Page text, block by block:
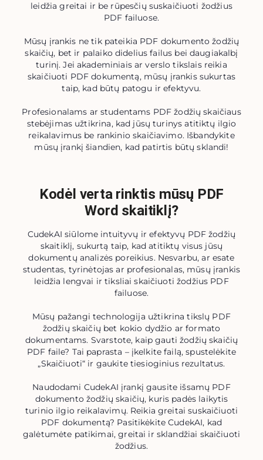
leidžia greitai ir be rūpesčių suskaičiuoti žodžius
PDF failuose.
Mūsų įrankis ne tik pateikia PDF dokumento žodžių
skaičių, bet ir palaiko didelius failus bei daugiakalbį
turinį. Jei akademiniais ar verslo tikslais reikia
skaičiuoti PDF dokumentą, mūsų įrankis sukurtas
taip, kad būtų patogu ir efektyvu.
Profesionalams ar studentams PDF žodžių skaičiaus
stebėjimas užtikrina, kad jūsų turinys atitiktų ilgio
reikalavimus be rankinio skaičiavimo. Išbandykite
mūsų įrankį šiandien, kad patirtis būtų sklandi!
Kodėl verta rinktis mūsų PDF
Word skaitiklį?
CudekAI siūlome intuityvų ir efektyvų PDF žodžių
skaitiklį, sukurtą taip, kad atitiktų visus jūsų
dokumentų analizės poreikius. Nesvarbu, ar esate
studentas, tyrinėtojas ar profesionalas, mūsų įrankis
leidžia lengvai ir tiksliai skaičiuoti žodžius PDF
failuose.
Mūsų pažangi technologija užtikrina tikslų PDF
žodžių skaičių bet kokio dydžio ar formato
dokumentams. Svarstote, kaip gauti žodžių skaičių
PDF faile? Tai paprasta – įkelkite failą, spustelėkite
„Skaičiuoti“ ir gaukite tiesioginius rezultatus.
Naudodami CudekAI įrankį gausite išsamų PDF
dokumento žodžių skaičių, kuris padės laikytis
turinio ilgio reikalavimų. Reikia greitai suskaičiuoti
PDF dokumentą? Pasitikėkite CudekAI, kad
galėtumėte patikimai, greitai ir sklandžiai skaičiuoti
žodžius.